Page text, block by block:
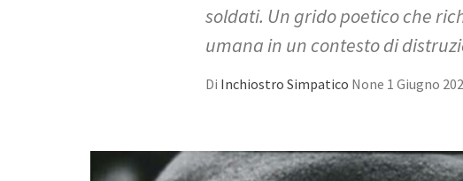
soldati. Un grido poetico che
umana in un contesto di
Di Inchiostro Simpatico None 1 Giugno